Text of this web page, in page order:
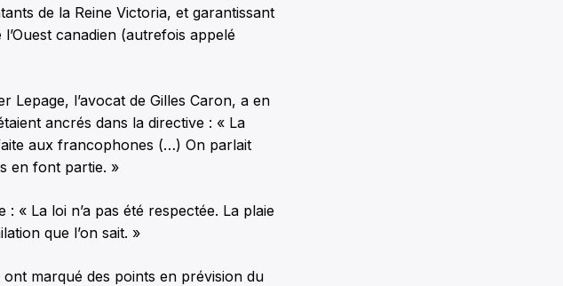
de la Reine Victoria, et garantissant
canadien (autrefois appelé
Lepage, l’avocat de Gilles Caron, a en
ancrés dans la directive : « La
aux francophones (…) On parlait
en font partie. »
« La loi n’a pas été respectée. La plaie
que l’on sait. »
marqué des points en prévision du